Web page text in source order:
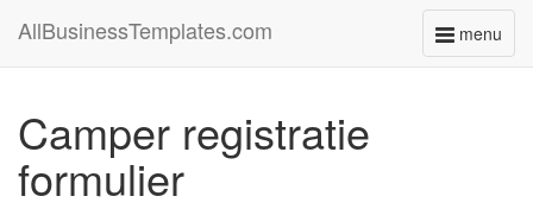
menu
Toggle
AllBusinessTemplates.com
Camper registratie
formulier